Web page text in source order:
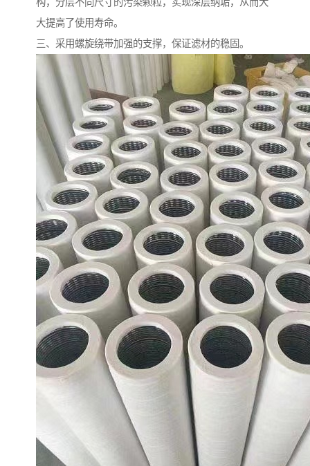
构，分层不同尺寸的污染颗粒，实现深层纳垢，从而大
大提高了使用寿命。
三、采用螺旋绕带加强的支撑，保证滤材的稳固。